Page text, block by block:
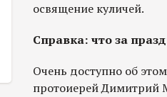
освящение куличей.
Справка: что за
Очень доступно об
протоиерей Димитрий